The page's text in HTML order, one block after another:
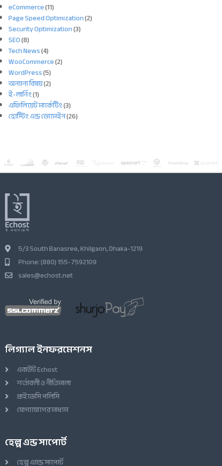
eCommerce(11)
Page Speed Optimization(2)
Security Optimization(3)
SEO(8)
Tech News(4)
WooCommerce(2)
WordPress(5)
অন্যান্য বিষয়(2)
ই-লার্নিং(1)
এফিলিয়েট মার্কেটিং(3)
হোস্টিং এন্ড ডোমেইন(26)
5/3 South Banasree, Khilgaon, Dhaka-1219
Phone: (880) 155-7592109
sales@echost.net
লিগ্যাল ইনফরমেশনস
এবাউট Echost
শর্তাবলী ও নীতিমালা
প্রাইভেসি পলিসি
যোগাযোগের মাধ্যম
হেল্প এন্ড সাপোর্ট
হেল্প এ্যান্ড সাপোর্ট